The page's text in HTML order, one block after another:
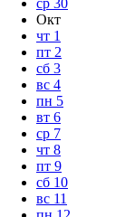
Окт
чт 1
пт 2
сб 3
вс 4
пн 5
вт 6
ср 7
чт 8
пт 9
сб 10
вс 11